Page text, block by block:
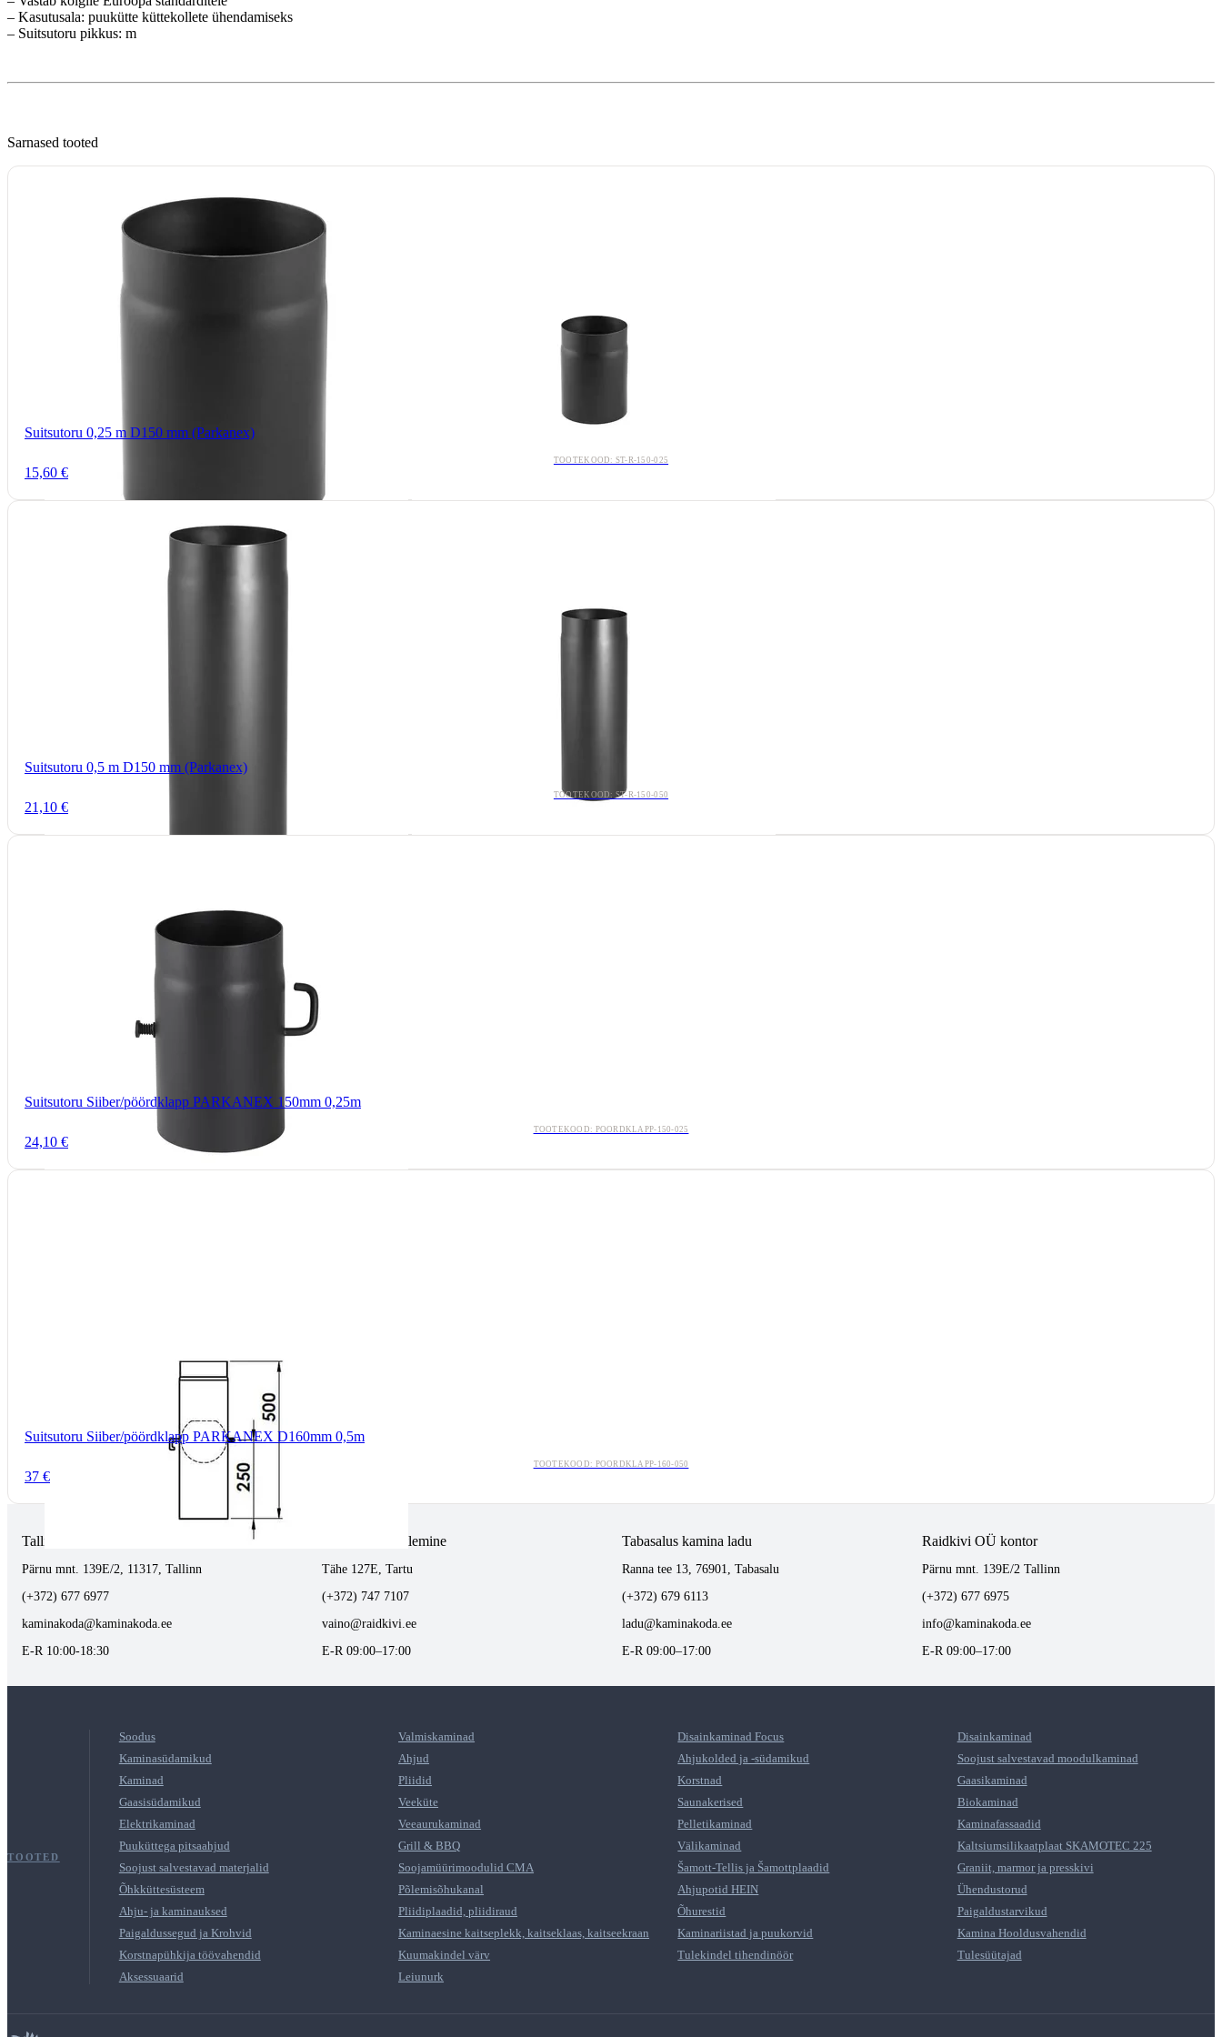
– Kasutusala: puukütte küttekollete ühendamiseks
– Suitsutoru pikkus: m
Sarnased tooted
Suitsutoru 0,25 m D150 mm (Parkanex)
TOOTEKOOD: ST-R-150-025
15,60 €
Suitsutoru 0,5 m D150 mm (Parkanex)
TOOTEKOOD: ST-R-150-050
21,10 €
Suitsutoru Siiber/pöördklapp PARKANEX 150mm 0,25m
TOOTEKOOD: POORDKLAPP-150-025
24,10 €
Suitsutoru Siiber/pöördklapp PARKANEX D160mm 0,5m
TOOTEKOOD: POORDKLAPP-160-050
37 €
Tallinnas kaminasalong
Pärnu mnt. 139E/2, 11317, Tallinn
(+372) 677 6977
kaminakoda@kaminakoda.ee
E-R 10:00-18:30
Tartus kivi töötlemine
Tähe 127E, Tartu
(+372) 747 7107
vaino@raidkivi.ee
E-R 09:00–17:00
Tabasalus kamina ladu
Ranna tee 13, 76901, Tabasalu
(+372) 679 6113
ladu@kaminakoda.ee
E-R 09:00–17:00
Raidkivi OÜ kontor
Pärnu mnt. 139E/2 Tallinn
(+372) 677 6975
info@kaminakoda.ee
E-R 09:00–17:00
TOOTED
Soodus Valmiskaminad Disainkaminad Focus
Disainkaminad
Kaminasüdamikud
Ahjud Ahjukolded ja -südamikud
Soojust salvestavad moodulkaminad
Kaminad
Pliidid Korstnad
Gaasikaminad
Gaasisüdamikud
Veeküte Saunakerised
Biokaminad
Elektrikaminad
Veeaurukaminad Pelletikaminad
Kaminafassaadid
Puuküttega pitsaahjud
Grill & BBQ Välikaminad
Kaltsiumsilikaatplaat SKAMOTEC 225
Soojust salvestavad materjalid
Soojamüürimoodulid CMA Šamott-Tellis ja Šamottplaadid
Graniit, marmor ja presskivi
Õhkküttesüsteem
Põlemisõhukanal Ahjupotid HEIN
Ühendustorud
Ahju- ja kaminauksed
Pliidiplaadid, pliidiraud Õhurestid
Paigaldustarvikud
Paigaldussegud ja Krohvid
Kaminaesine kaitseplekk, kaitseklaas, kaitseekraan Kaminariistad ja puukorvid
Kamina Hooldusvahendid
Korstnapühkija töövahendid
Kuumakindel värv Tulekindel tihendinöör
Tulesüütajad
Aksessuaarid
Leiunurk